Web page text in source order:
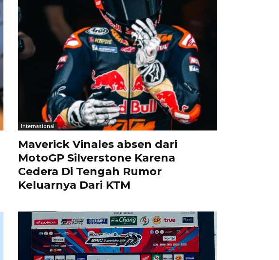
Internasional
Maverick Vinales absen dari
MotoGP Silverstone Karena
Cedera Di Tengah Rumor
Keluarnya Dari KTM